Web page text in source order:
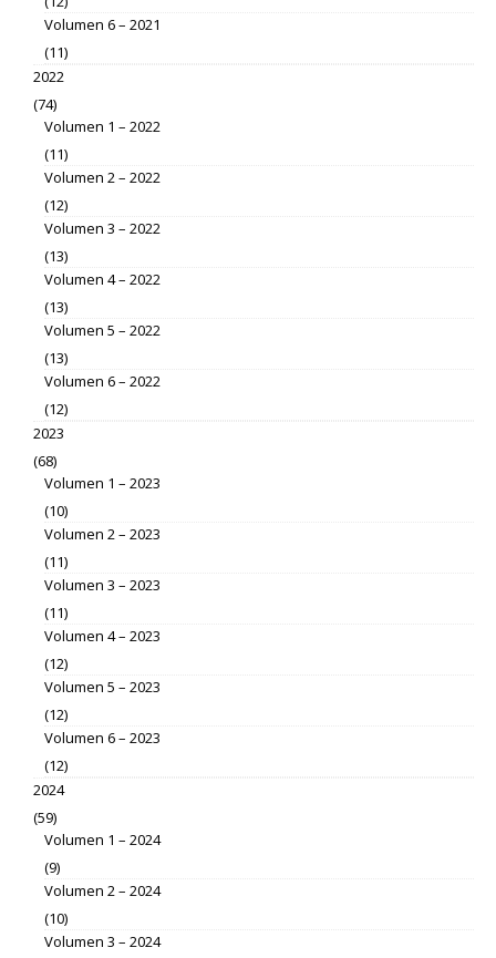
Volumen 6 – 2021
(11)
2022
(74)
Volumen 1 – 2022
(11)
Volumen 2 – 2022
(12)
Volumen 3 – 2022
(13)
Volumen 4 – 2022
(13)
Volumen 5 – 2022
(13)
Volumen 6 – 2022
(12)
2023
(68)
Volumen 1 – 2023
(10)
Volumen 2 – 2023
(11)
Volumen 3 – 2023
(11)
Volumen 4 – 2023
(12)
Volumen 5 – 2023
(12)
Volumen 6 – 2023
(12)
2024
(59)
Volumen 1 – 2024
(9)
Volumen 2 – 2024
(10)
Volumen 3 – 2024